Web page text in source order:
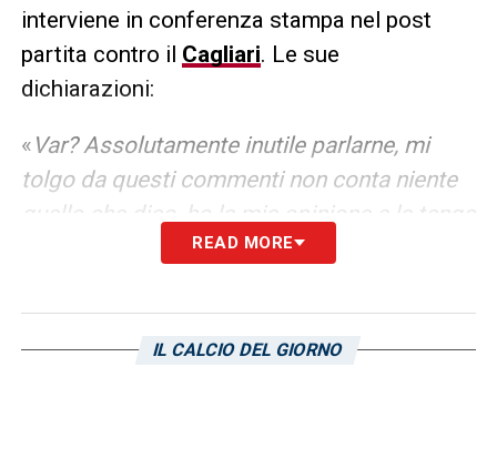
interviene in conferenza stampa nel post
partita contro il Cagliari. Le sue
dichiarazioni:
« Var? Assolutamente inutile parlarne, mi
tolgo da questi commenti non conta niente
quello che dico, ho la mia opinione e la tengo
per me. Pretendo rispetto dal mio lavoro e
antipatico già da tempo, avrei tante cose da
dire nelle ultime 7/8 partite»
READ MORE
IL CALCIO DEL GIORNO